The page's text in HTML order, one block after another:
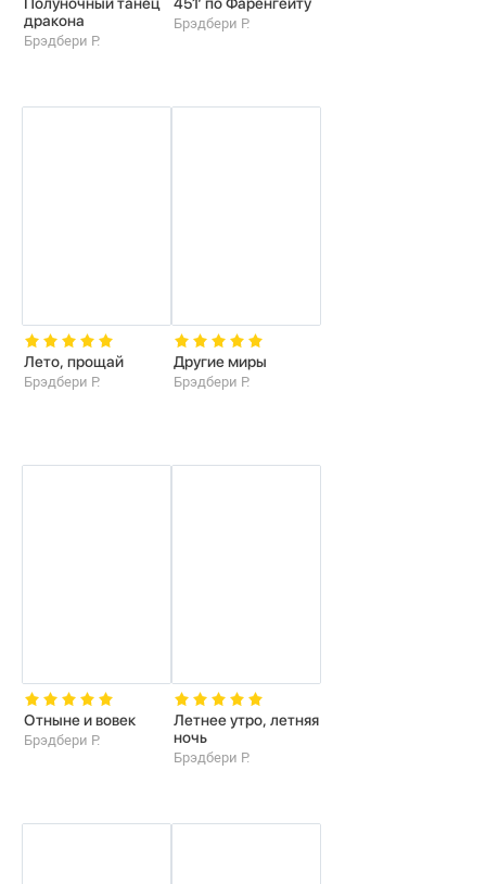
дракона
Брэдбери Р.
Брэдбери Р.
Лето, прощай
Брэдбери Р.
Другие миры
Брэдбери Р.
Отныне и вовек
Брэдбери Р.
Летнее утро, летняя
ночь
Брэдбери Р.